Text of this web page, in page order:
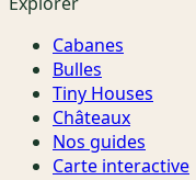
Cabanes
Bulles
Tiny Houses
Châteaux
Nos guides
Carte interactive